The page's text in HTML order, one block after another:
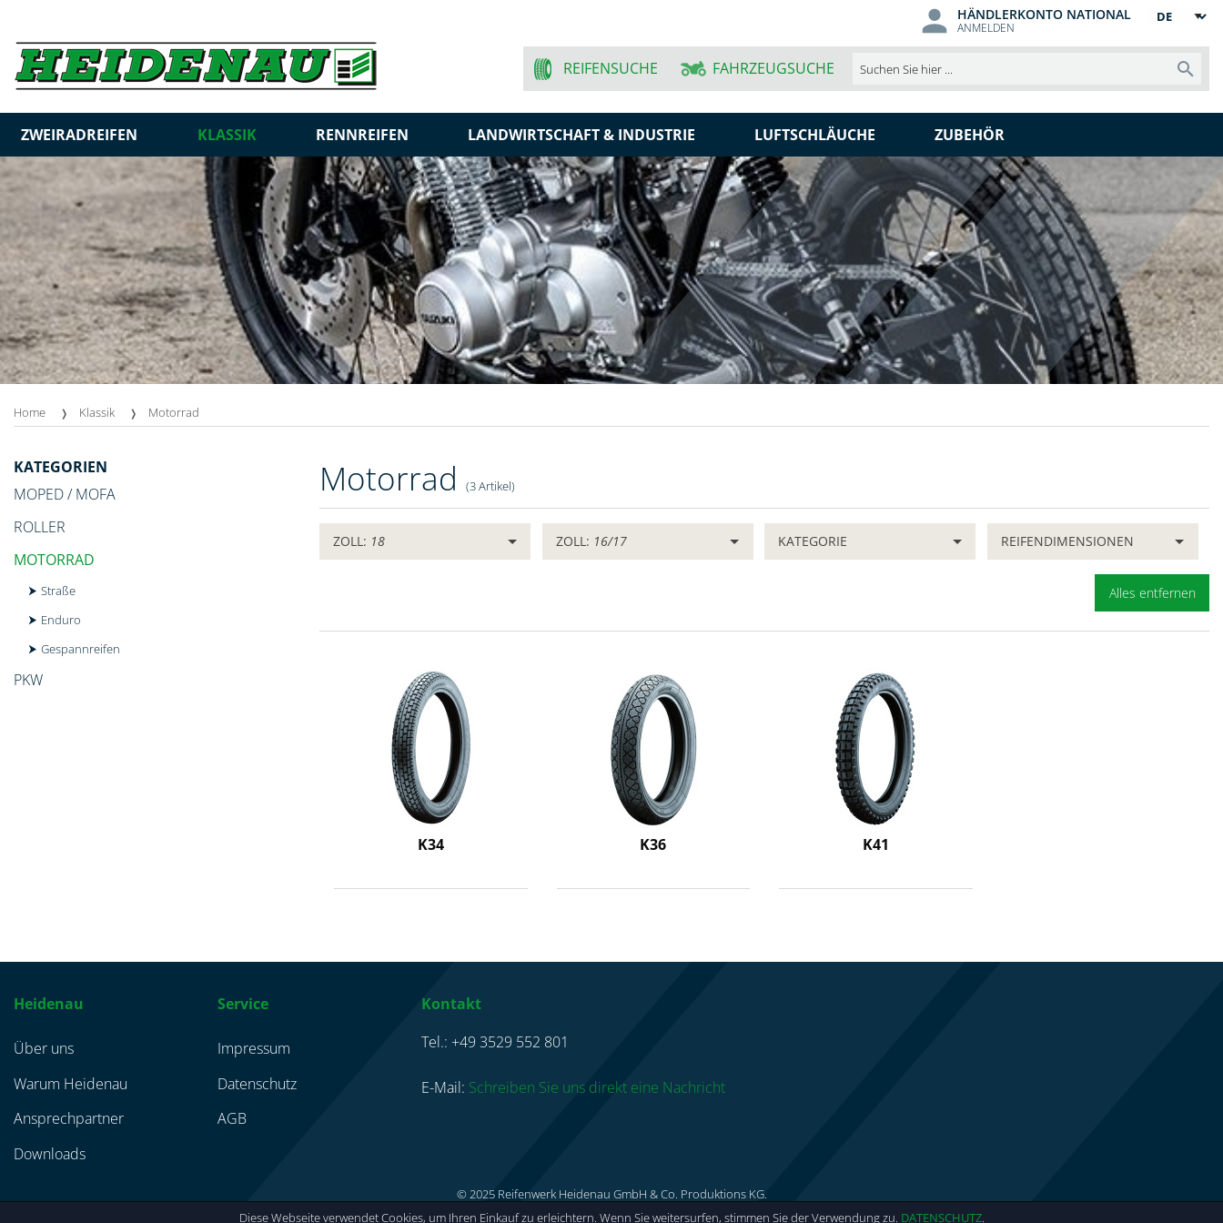
Diese Webseite verwendet Cookies, um Ihren Einkauf zu erleichtern. Wenn Sie weitersurfen, stimmen Sie der Verwendung zu. DATENSCHUTZ.
Sprache
HÄNDLERKONTO NATIONAL
ANMELDEN
REIFENSUCHE FAHRZEUGSUCHE
ZWEIRADREIFEN KLASSIK RENNREIFEN LANDWIRTSCHAFT & INDUSTRIE LUFTSCHLÄUCHE ZUBEHÖR
Home Klassik Motorrad
Motorrad (3 Artikel)
ZOLL: 18 ZOLL: 16/17 KATEGORIE REIFENDIMENSIONEN
Alles entfernen
K34 K36 K41
KATEGORIEN
MOPED / MOFA
ROLLER
MOTORRAD
Straße
Enduro
Gespannreifen
PKW
Heidenau
Über uns
Warum Heidenau
Ansprechpartner
Downloads
Service
Impressum
Datenschutz
AGB
Kontakt
Tel.: +49 3529 552 801
E-Mail: Schreiben Sie uns direkt eine Nachricht
© 2025 Reifenwerk Heidenau GmbH & Co. Produktions KG.